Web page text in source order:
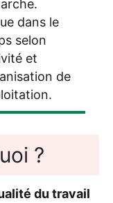
dans le
selon
et
de
?
du travail